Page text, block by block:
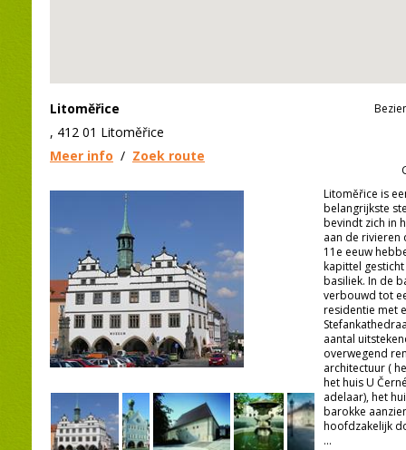
Litoměřice
, 412 01 Litoměřice
Meer info / Zoek route
Litoměřice is
belangrijkste
bevindt zich in
aan de rivieren
11e eeuw
kapittel
basiliek. In de
verbouwd tot
residentie met
aantal
overwegend
architectuur (
het huis U
adelaar), het
barokke
hoofdzakelijk
...